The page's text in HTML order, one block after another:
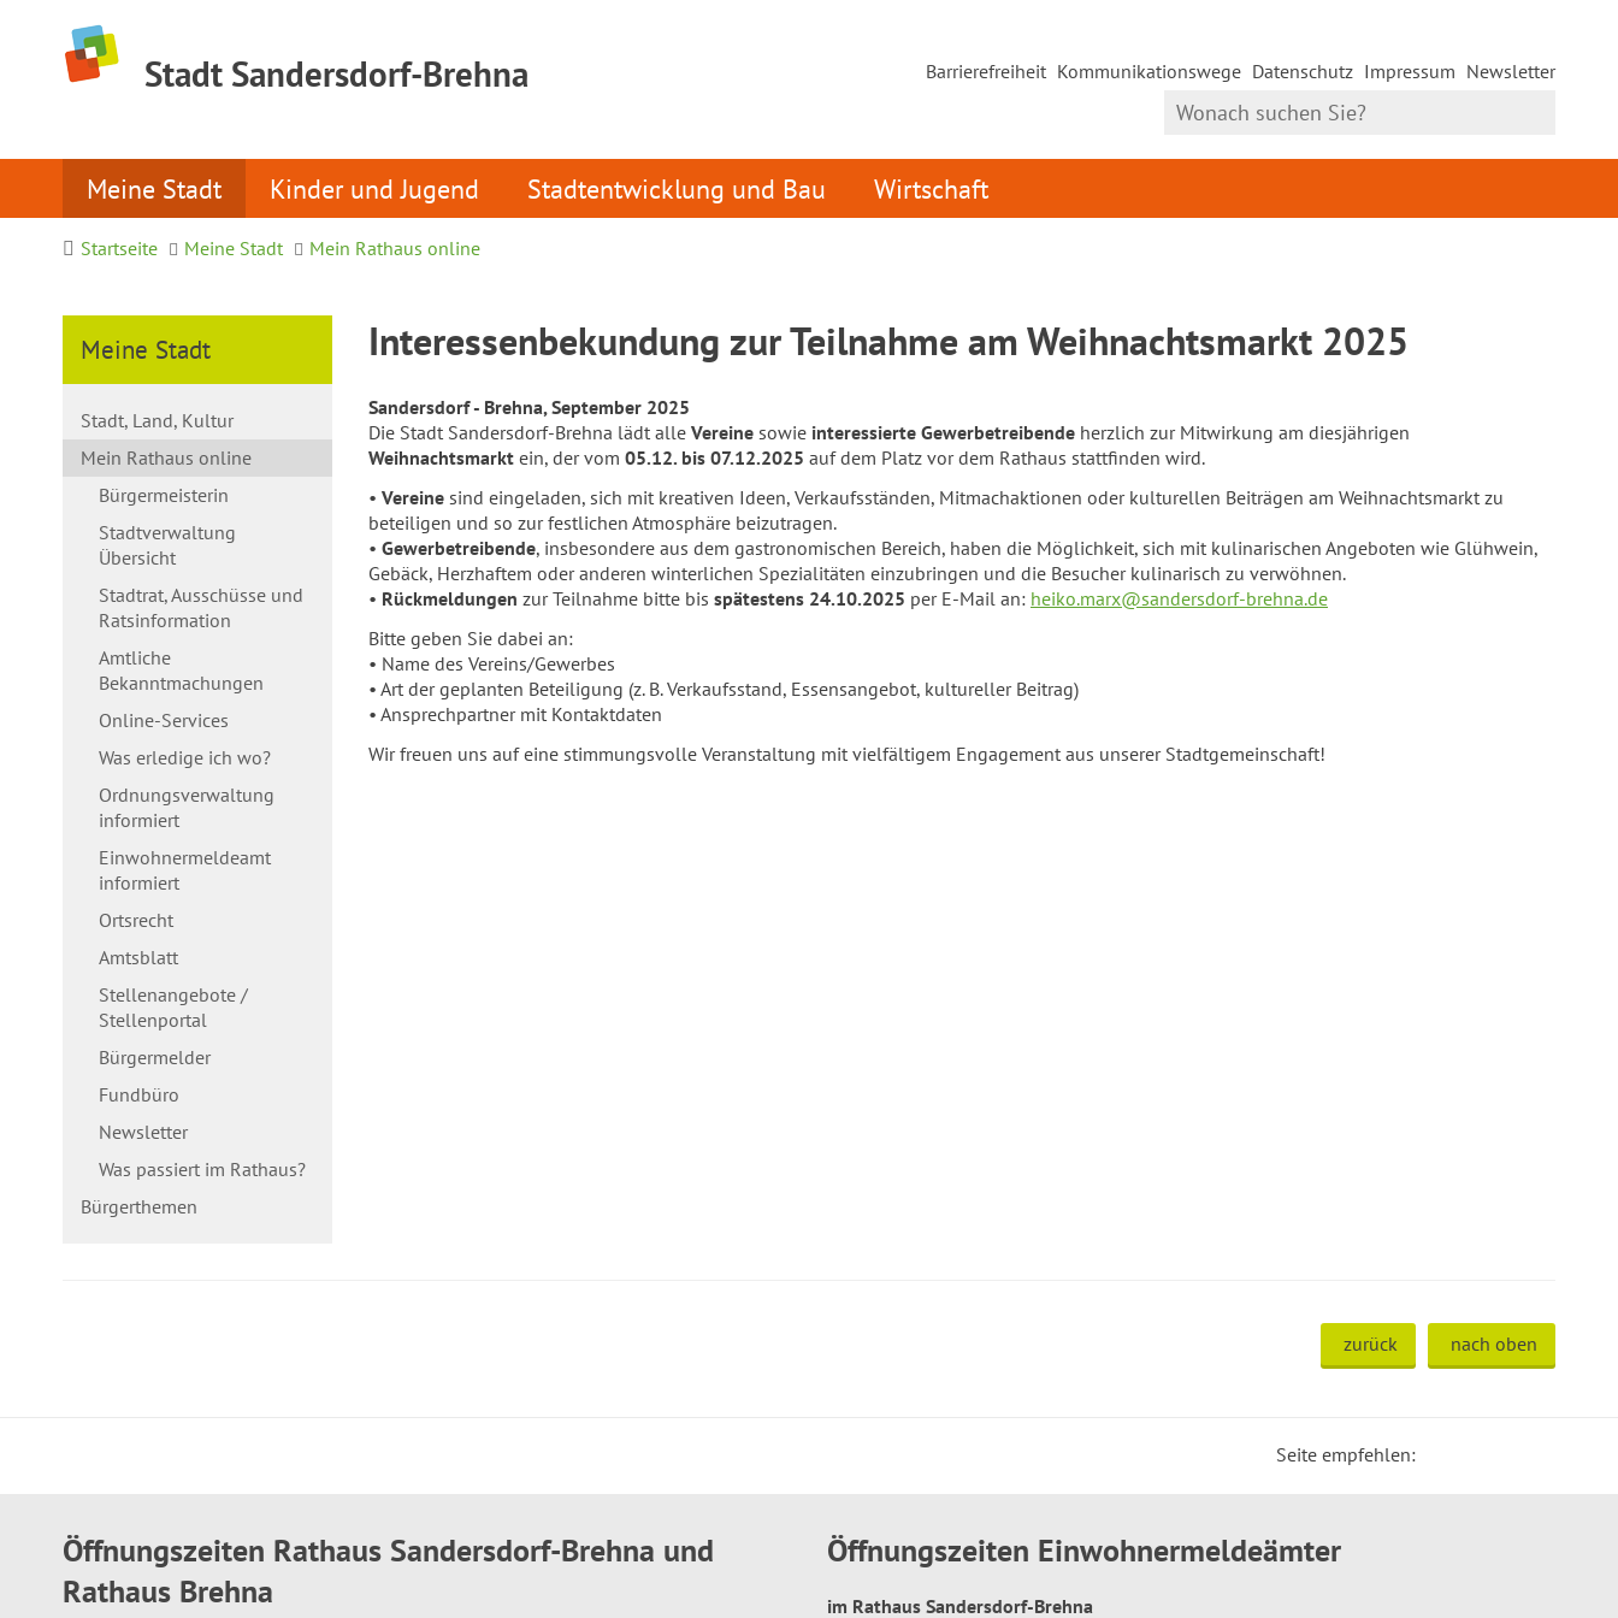
Stadt Sandersdorf-Brehna Barrierefreiheit Kommunikationswege Datenschutz Impressum Newsletter
Meine Stadt Kinder und Jugend Stadtentwicklung und Bau Wirtschaft
Startseite Meine Stadt Mein Rathaus online
Meine Stadt
Stadt, Land, Kultur
Mein Rathaus online
Bürgermeisterin
Stadtverwaltung
Übersicht
Stadtrat, Ausschüsse und
Ratsinformation
Amtliche
Bekanntmachungen
Online-Services
Was erledige ich wo?
Ordnungsverwaltung
informiert
Einwohnermeldeamt
informiert
Ortsrecht
Amtsblatt
Stellenangebote /
Stellenportal
Bürgermelder
Fundbüro
Newsletter
Was passiert im Rathaus?
Bürgerthemen
Interessenbekundung zur Teilnahme am Weihnachtsmarkt 2025
Sandersdorf - Brehna, September 2025
Die Stadt Sandersdorf-Brehna lädt alle Vereine sowie interessierte Gewerbetreibende herzlich zur Mitwirkung am diesjährigen
Weihnachtsmarkt ein, der vom 05.12. bis 07.12.2025 auf dem Platz vor dem Rathaus stattfinden wird.
• Vereine sind eingeladen, sich mit kreativen Ideen, Verkaufsständen, Mitmachaktionen oder kulturellen Beiträgen am Weihnachtsmarkt zu
beteiligen und so zur festlichen Atmosphäre beizutragen.
• Gewerbetreibende, insbesondere aus dem gastronomischen Bereich, haben die Möglichkeit, sich mit kulinarischen Angeboten wie Glühwein,
Gebäck, Herzhaftem oder anderen winterlichen Spezialitäten einzubringen und die Besucher kulinarisch zu verwöhnen.
• Rückmeldungen zur Teilnahme bitte bis spätestens 24.10.2025 per E-Mail an: heiko.marx@sandersdorf-brehna.de
Bitte geben Sie dabei an:
• Name des Vereins/Gewerbes
• Art der geplanten Beteiligung (z. B. Verkaufsstand, Essensangebot, kultureller Beitrag)
• Ansprechpartner mit Kontaktdaten
Wir freuen uns auf eine stimmungsvolle Veranstaltung mit vielfältigem Engagement aus unserer Stadtgemeinschaft!
zurück nach oben
Seite empfehlen:
Öffnungszeiten Rathaus Sandersdorf-Brehna und
Rathaus Brehna
Öffnungszeiten Einwohnermeldeämter
im Rathaus Sandersdorf-Brehna